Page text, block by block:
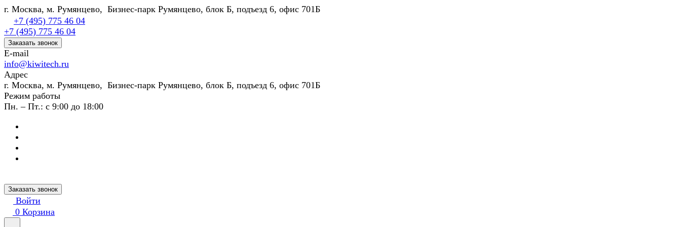
г. Москва, м. Румянцево, Бизнес-парк Румянцево, блок Б, подъезд 6, офис 701Б
+7 (495) 775 46 04
+7 (495) 775 46 04
Заказать звонок
E-mail
info@kiwitech.ru
Адрес
г. Москва, м. Румянцево, Бизнес-парк Румянцево, блок Б, подъезд 6, офис 701Б
Режим работы
Пн. – Пт.: с 9:00 до 18:00
Заказать звонок
Войти
0 Корзина